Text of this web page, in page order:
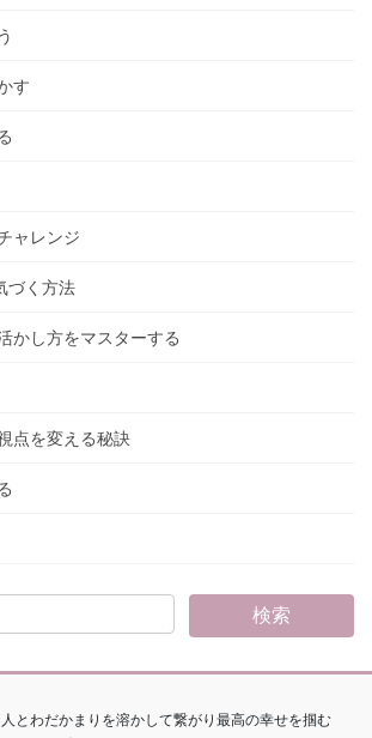
す
ャレンジ
づく方法
かし方をマスターする
点を変える秘訣
とわだかまりを溶かして繋がり最高の幸せを掴む